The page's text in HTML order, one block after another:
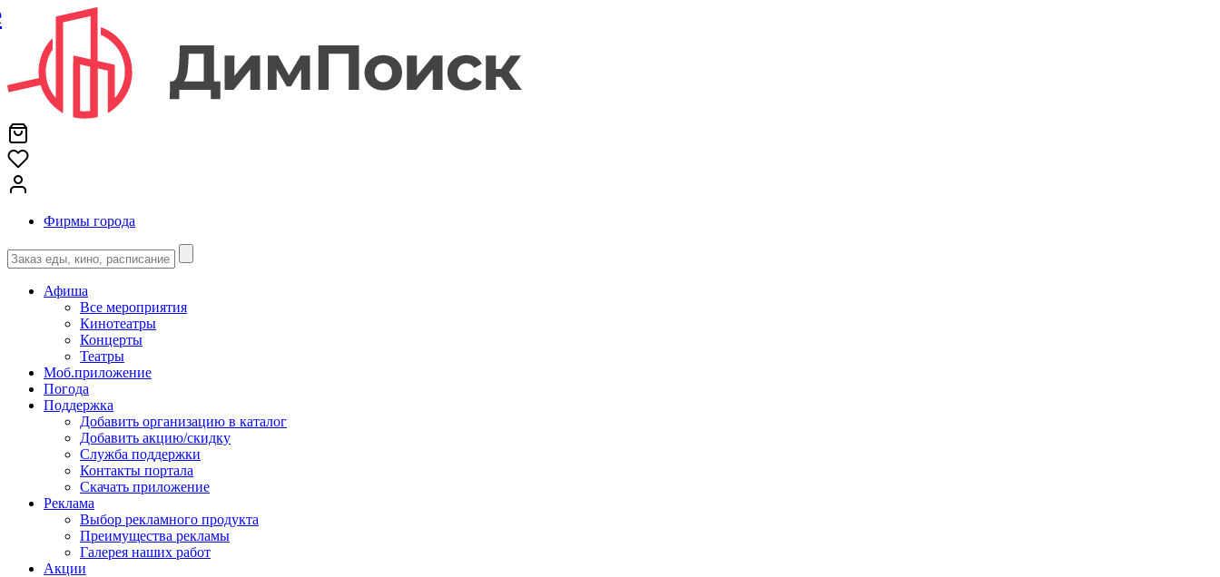
Фирмы города
Афиша
Все мероприятия
Кинотеатры
Концерты
Театры
Моб.приложение
Погода
Поддержка
Добавить организацию в каталог
Добавить акцию/скидку
Служба поддержки
Контакты портала
Скачать приложение
Реклама
Выбор рекламного продукта
Преимущества рекламы
Галерея наших работ
Акции